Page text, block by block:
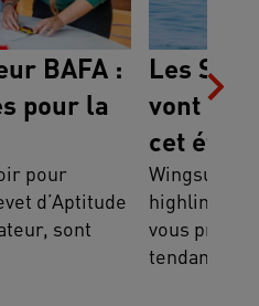
BAFA :
pour la
pour
d’Aptitude
sont
Les
vont
cet été
Wingsurf,
highline,
vous
tendance